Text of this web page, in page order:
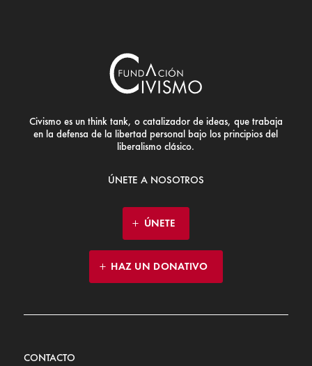
Civismo es un think tank, o catalizador de ideas, que trabaja
en la defensa de la libertad personal bajo los principios del
liberalismo clásico.
ÚNETE A NOSOTROS
ÚNETE
HAZ UN DONATIVO
CONTACTO